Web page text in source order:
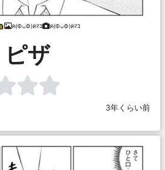
ฅ(ФᴗФ)ฅﾏｺ ฅ(ФᴗФ)ฅﾏｺ
ピザ
3年くらい前